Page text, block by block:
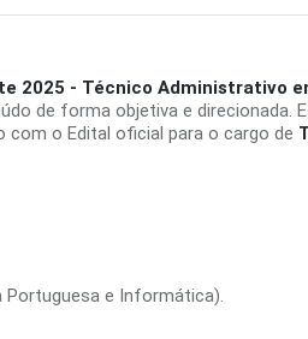
2025 - Técnico Administrativo
de forma objetiva e direcionada.
com o Edital oficial para o cargo de
Portuguesa e Informática).